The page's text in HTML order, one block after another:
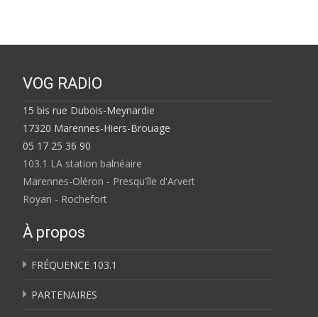
VOG RADIO
15 bis rue Dubois-Meynardie
17320 Marennes-Hiers-Brouage
05 17 25 36 90
103.1 LA station balnéaire
Marennes-Oléron - Presqu'île d'Arvert
Royan - Rochefort
À propos
FRÉQUENCE 103.1
PARTENAIRES